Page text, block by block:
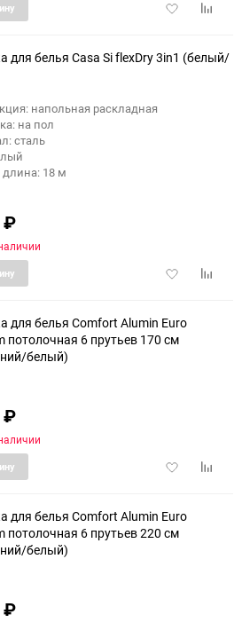
Добавить
для белья Casa Si flexDry 3in1 (белый/
напольная раскладная
на пол
сталь
длина: 18 м
₽
Добавить
для белья Comfort Alumin Euro
потолочная 6 прутьев 170 см
белый)
₽
Добавить
для белья Comfort Alumin Euro
потолочная 6 прутьев 220 см
белый)
₽